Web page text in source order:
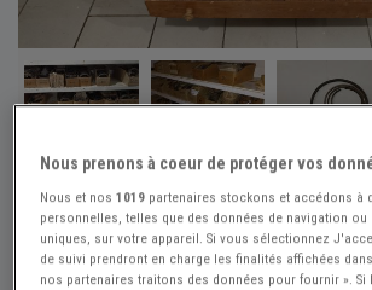
Segments fonte Moto neufs
nombreuses dimensions
Nous prenons à coeur de protéger vos
Nous et nos1019 partenaires stockons et accédons à
personnelles, telles que des données de navigation ou
uniques, sur votre appareil. Si vous sélectionnez
de suivi prendront en charge les finalités affichées
nos partenaires traitons des données pour fournir ».